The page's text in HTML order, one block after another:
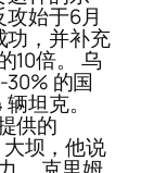
始于6月
功，并补充
10倍。 乌
的国
坦克。
供的
大坝，他说